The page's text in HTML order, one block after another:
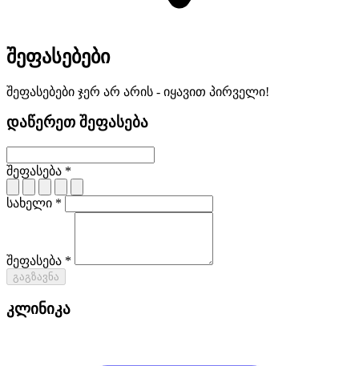
შეფასებები
შეფასებები ჯერ არ არის - იყავით პირველი!
დაწერეთ შეფასება
შეფასება *
სახელი *
შეფასება *
გაგზავნა
კლინიკა